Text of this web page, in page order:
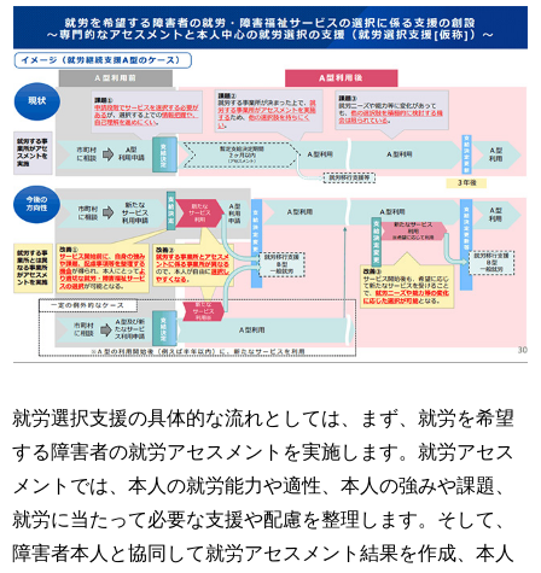
就労選択支援の具体的な流れとしては、まず、就労を希望
する障害者の就労アセスメントを実施します。就労アセス
メントでは、本人の就労能力や適性、本人の強みや課題、
就労に当たって必要な支援や配慮を整理します。そして、
障害者本人と協同して就労アセスメント結果を作成、本人